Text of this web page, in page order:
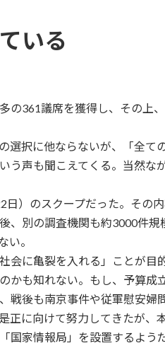
いる
361議席を獲得し、その上
択に他ならないが、「全
う声も聞こえてくる。当然
）のスクープだった。その
、別の調査機関も約3000件
い。
に亀裂を入れる」ことが
かも知れない。もし、予算成
後も南京事件や従軍慰安
に向けて努力してきたが、
家情報局」を設置するよ